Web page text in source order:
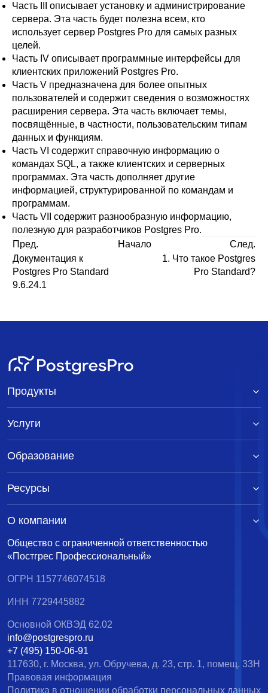
Часть III
описывает установку и администрирование
сервера. Эта часть будет полезна всем, кто
использует сервер Postgres Pro для самых разных
целей.
Часть IV описывает программные интерфейсы для
клиентских приложений Postgres Pro.
Часть V предназначена для более опытных
пользователей и содержит сведения о возможностях
расширения сервера. Эта часть включает темы,
посвящённые, в частности, пользовательским типам
данных и функциям.
Часть VI содержит справочную информацию о
командах SQL, а также клиентских и серверных
программах. Эта часть дополняет другие
информацией, структурированной по командам и
программам.
Часть VII
содержит разнообразную информацию,
полезную для разработчиков Postgres Pro.
Пред.
Начало
След.
Документация к
Postgres Pro Standard
9.6.24.1
1. Что такое Postgres
Pro Standard?
Общество с ограниченной ответственностью
«Постгрес Профессиональный»
ОГРН 1157746074518
ИНН 7729445882
Основной ОКВЭД 62.02
info@postgrespro.ru
+7 (495) 150-06-91
117630, г. Москва, ул. Обручева, д. 23, стр. 1, помещ. 33Н
Правовая информация
Политика в отношении обработки персональных данных
Продукты
Услуги
Образование
Ресурсы
О компании